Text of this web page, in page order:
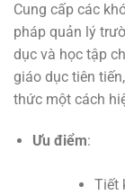
Cung cấp các
pháp quản lý
dục và học tập
giáo dục tiên
thức một cách
Ưu điểm:
Tiết